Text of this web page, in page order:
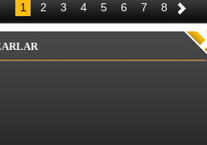
1 2 3 4 5 6 7 8